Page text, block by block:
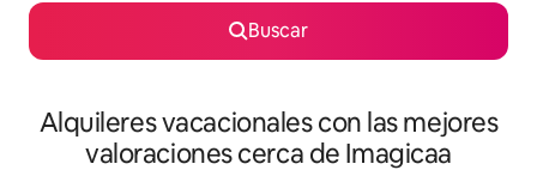
Buscar
Alquileres vacacionales con las mejores
valoraciones cerca de Imagicaa